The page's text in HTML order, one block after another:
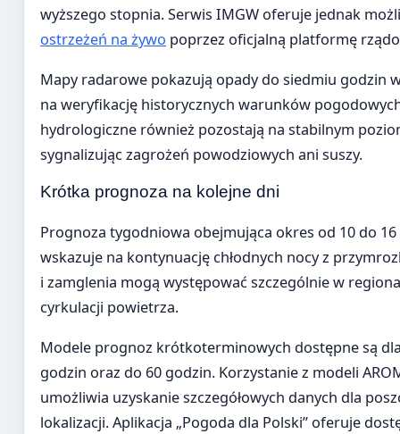
wyższego stopnia. Serwis IMGW oferuje jednak
ostrzeżeń na żywo poprzez oficjalną platformę
Mapy radarowe pokazują opady do siedmiu godzin
na weryfikację historycznych warunków
hydrologiczne również pozostają na stabilnym
sygnalizując zagrożeń powodziowych ani suszy.
Krótka prognoza na kolejne dni
Prognoza tygodniowa obejmująca okres od 10 do
wskazuje na kontynuację chłodnych nocy z
i zamglenia mogą występować szczególnie w
cyrkulacji powietrza.
Modele prognoz krótkoterminowych dostępne są
godzin oraz do 60 godzin. Korzystanie z modeli
umożliwia uzyskanie szczegółowych danych dla
lokalizacji. Aplikacja „Pogoda dla Polski” oferuje